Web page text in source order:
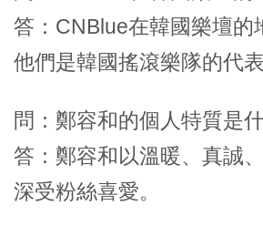
答：CNBlue在韓國樂壇的
他們是韓國搖滾樂隊的代表
問：鄭容和的個人特質是
答：鄭容和以溫暖、真誠
深受粉絲喜愛。